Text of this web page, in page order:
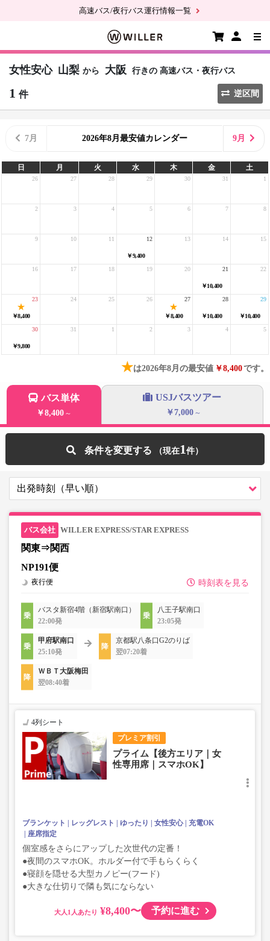
高速バス/夜行バス運行情報一覧
女性安心 山梨 から 大阪 行きの 高速バス・夜行バス
1 件 逆区間
7月 2026年8月最安値カレンダー 9月
日 月 火 水 木 金 土
26 27 28 29 30 31 1
2 3 4 5 6 7 8
9 10 11
￥9,400
12 13 14 15
16 17 18 19 20
￥10,400
21 22
￥8,400
23 24 25 26
￥8,400
27
￥10,400
28
￥10,400
29
￥9,800
30 31 1 2 3 4 5
★は2026年8月の最安値 ￥8,400です。
バス単体
￥8,400 ～
USJバスツアー
￥7,000 ～
条件を変更する 1
WILLER EXPRESS/STAR EXPRESS
関東⇒関西
NP191便
時刻表を見る
夜行便
バスタ新宿4階（新宿駅南口）
22:00発
八王子駅南口
23:05発
甲府駅南口
25:10発
京都駅八条口G2のりば
翌07:20着
ＷＢＴ大阪梅田
翌08:40着
プレミア割引
4列シート
プライム【後方エリア｜女
性専用席｜スマホOK】
ブランケット レッグレスト ゆったり 女性安心
充電OK
座席指定
個室感をさらにアップした次世代の定番！
●夜間のスマホOK。ホルダー付で手もらくらく
●寝顔を隠せる大型カノピー(フード)
●大きな仕切りで隣も気にならない
大人 ¥8,400〜 予約に進む